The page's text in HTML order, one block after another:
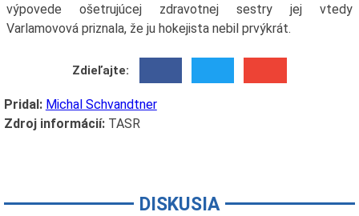
výpovede ošetrujúcej zdravotnej sestry jej vtedy
Varlamovová priznala, že ju hokejista nebil prvýkrát.
Zdieľajte:
Pridal: Michal Schvandtner
Zdroj informácií:TASR
DISKUSIA